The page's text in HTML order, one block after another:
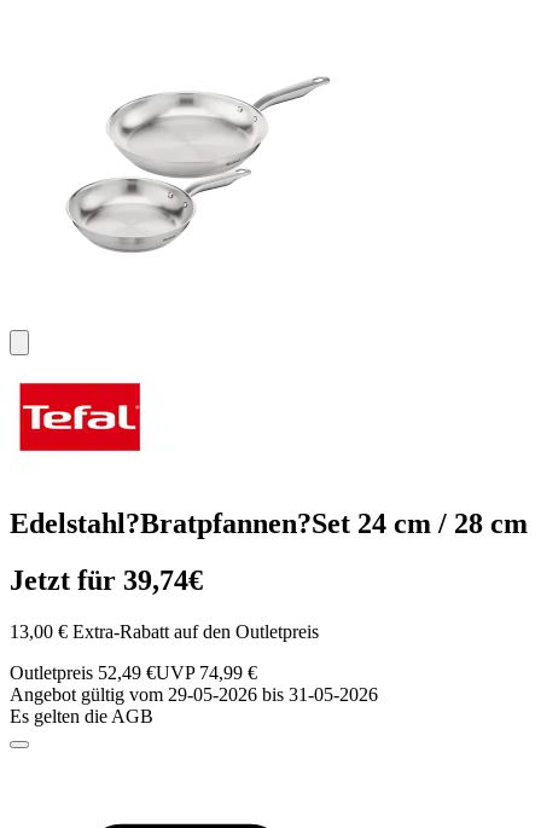
Edelstahl?Bratpfannen?Set 24 cm / 28 cm
Jetzt für 39,74€
13,00 € Extra-Rabatt auf den Outletpreis
Outletpreis 52,49 €UVP 74,99 €
Angebot gültig vom 29-05-2026 bis 31-05-2026
Es gelten die AGB